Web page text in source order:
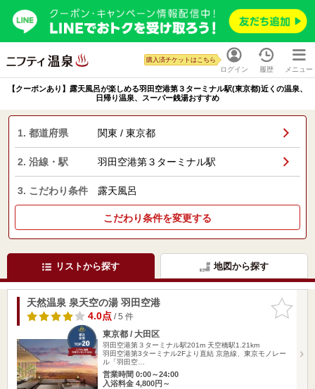
ログイン
購入済チケットはこちら
履歴 メニュー
【クーポンあり】露天風呂が楽しめる羽田空港第３ターミナル駅(東京都)近くの温泉、
日帰り温泉、スーパー銭湯おすすめ
1. 都道府県 関東 / 東京都
2. 沿線・駅 羽田空港第３ターミナル駅
3. こだわり条件 露天風呂
こだわり条件を変更する
リストから探す 地図から探す
お気に入
りに追加
天然温泉 泉天空の湯 羽田空港
4.0点/ 5 件
東京都 / 大田区
羽田空港第３ターミナル駅201m 天空橋駅1.21km
羽田空港第3ターミナル2Fより直結 京急線、東京モノレー
ル「羽田空…
営業時間 0:00～24:00
入浴料金 4,800円～